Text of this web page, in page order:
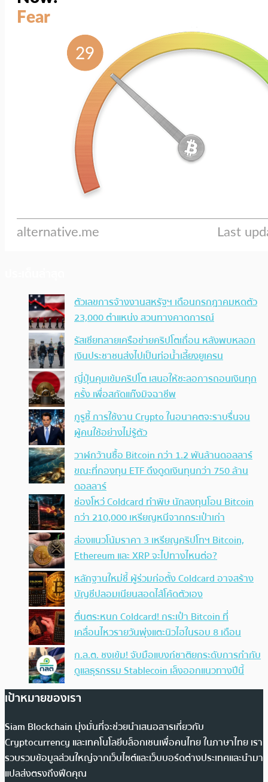
ตัวเลขการจ้างงานสหรัฐฯ เดือนกรกฎาคมหดตัว
23,000 ตำแหน่ง สวนทางคาดการณ์
รัสเซียทลายเครือข่ายคริปโตเถื่อน หลังพบหลอก
เงินประชาชนส่งไปเป็นท่อน้ำเลี้ยงยูเครน
ญี่ปุ่นคุมเข้มคริปโต เสนอให้ชะลอการถอนเงินทุก
ครั้ง เพื่อสกัดแก๊งมิจฉาชีพ
กูรูชี้ การใช้งาน Crypto ในอนาคตจะราบรื่นจน
ผู้คนใช้อย่างไม่รู้ตัว
วาฬกว้านซื้อ Bitcoin กว่า 1.2 พันล้านดอลลาร์
ขณะที่กองทุน ETF ดึงดูดเงินทุนกว่า 750 ล้าน
ดอลลาร์
ช่องโหว่ Coldcard ทำพิษ นักลงทุนโอน Bitcoin
กว่า 210,000 เหรียญหนีจากกระเป๋าเก่า
ส่องแนวโน้มราคา 3 เหรียญคริปโทฯ Bitcoin,
Ethereum และ XRP จะไปทางไหนต่อ?
หลักฐานใหม่ชี้ ผู้ร่วมก่อตั้ง Coldcard อาจสร้าง
บัญชีปลอมเนียนสอดไส้โค้ดตัวเอง
ตื่นตระหนก Coldcard! กระเป๋า Bitcoin ที่
เคลื่อนไหวรายวันพุ่งแตะนิวไฮในรอบ 8 เดือน
ก.ล.ต. ชงเข้ม! จับมือแบงก์ชาติยกระดับการกำกับ
ดูแลธุรกรรม Stablecoin เล็งออกแนวทางปีนี้
เป้าหมายของเรา
Siam Blockchain มุ่งมั่นที่จะช่วยนำเสนอสารเกี่ยวกับ
Cryptocurrency และเทคโนโลยีบล็อกเชนเพื่อคนไทย ในภาษาไทย เรา
รวบรวมข้อมูลส่วนใหญ่จากเว็บไซต์และเว็บบอร์ดต่างประเทศและนำมา
แปลส่งตรงถึงฟีดคุณ